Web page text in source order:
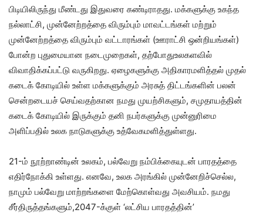
பிடியிலிருந்து மீண்டது இதுவரை கண்டிராதது. மக்களுக்கு உகந்த
நல்லாட்சி, முன்னேற்றத்தை விரும்பும் மாவட்டங்கள் மற்றும்
முன்னேற்றத்தை விரும்பும் வட்டாரங்கள் (ஊராட்சி ஒன்றியங்கள்)
போன்ற புதுமையான நடைமுறைகள், தற்போதுஉலகளவில்
விவாதிக்கப்பட்டு வருகிறது. ஏழைகளுக்கு அதிகாரமளித்தல் முதல்
கடைக் கோடியில் உள்ள மக்களுக்கும் அரசுத் திட்டங்களின் பலன்
சென்றடையச் செய்வதற்கான நமது முயற்சிகளும், சமுதாயத்தின்
கடைக் கோடியில் இருக்கும் தனி நபர்களுக்கு முன்னுரிமை
அளிப்பதில் உலக நாடுகளுக்கு உத்வேகமளித்துள்ளது.
21-ம் நூற்றாண்டின் உலகம், பல்வேறு நம்பிக்கையுடன் பாரதத்தை
எதிர்நோக்கி உள்ளது. எனவே, உலக அரங்கில் முன்னேறிச்செல்ல,
நாமும் பல்வேறு மாற்றங்களை மேற்கொள்வது அவசியம். நமது
சீர்திருத்தங்களும்,2047-க்குள் ‘லட்சிய பாரதத்தின்’